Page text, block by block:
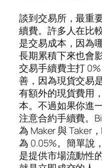
談到交易所，最重
續費。許多人在比
是交易成本，因為
長期累積下來也會
交易手續費主打
善，因為現貨交易
有額外的現貨費用
本。不過如果你進
注意合約手續費。
為 Maker 與 Taker
為 0.05%。簡單說
是提供市場流動性